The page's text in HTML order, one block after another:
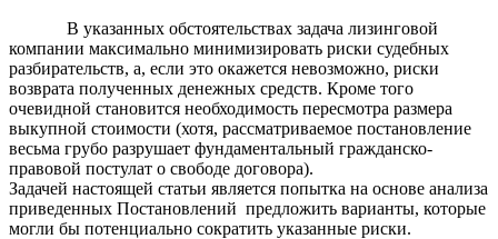
В указанных обстоятельствах задача лизинговой
компании максимально минимизировать риски судебных
разбирательств, а, если это окажется невозможно, риски
возврата полученных денежных средств. Кроме того
очевидной становится необходимость пересмотра размера
выкупной стоимости (хотя, рассматриваемое постановление
весьма грубо разрушает фундаментальный гражданско-
правовой постулат о свободе договора).
Задачей настоящей статьи является попытка на основе анализа
приведенных Постановлений предложить варианты, которые
могли бы потенциально сократить указанные риски.